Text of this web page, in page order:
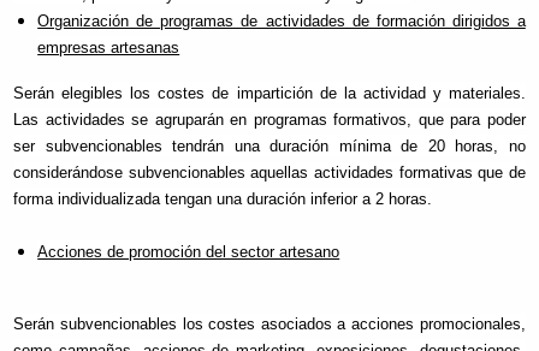
Organización de programas de actividades de formación dirigidos a
empresas artesanas
Serán elegibles los costes de impartición de la actividad y materiales.
Las actividades se agruparán en programas formativos, que para poder
ser subvencionables tendrán una duración mínima de 20 horas, no
considerándose subvencionables aquellas actividades formativas que de
forma individualizada tengan una duración inferior a 2 horas.
Acciones de promoción del sector artesano
Serán subvencionables los costes asociados a acciones promocionales,